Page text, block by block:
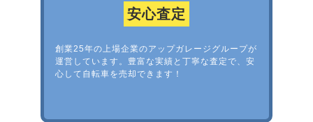
安心査定
創業25年の上場企業のアップガレージグループが
運営しています。豊富な実績と丁寧な査定で、安
心して自転車を売却できます！